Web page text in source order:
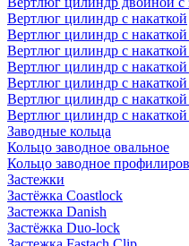
Вертлюг цилиндр с накаткой
Вертлюг цилиндр с накаткой
Вертлюг цилиндр с накаткой
Вертлюг цилиндр с
Вертлюг цилиндр с
Вертлюг цилиндр с накаткой
Вертлюг цилиндр с накаткой
Заводные кольца
Кольцо заводное овальное
Кольцо заводное
Застежки
Застёжка Coastlock
Застежка Danish
Застёжка Duo-lock